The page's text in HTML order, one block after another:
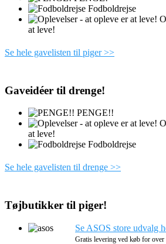
Fodboldrejse
at leve!
Se hele gavelisten til piger >>
Gaveidéer til drenge!
PENGE!!
at leve!
Fodboldrejse
Se hele gavelisten til drenge >>
Tøjbutikker til piger!
Se ASOS store udvalg
Gratis levering ved køb for over